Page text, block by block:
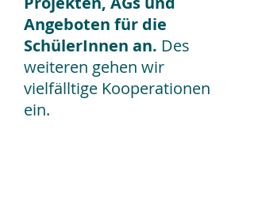
Angeboten für die
SchülerInnen an. Des
weiteren gehen wir
vielfälltige Kooperationen
ein.